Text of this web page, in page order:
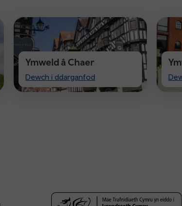
Ymweld â Chaer
Dewch i ddarganfod
Visit
Chester